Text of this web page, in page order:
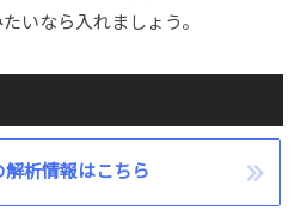
いなら入れましょう。
解析情報はこちら